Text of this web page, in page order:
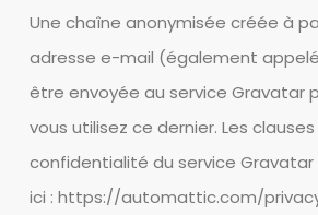
Une chaîne anonymisée créée à
adresse e-mail (également
être envoyée au service Gravatar
vous utilisez ce dernier. Les
confidentialité du service
ici : https://automattic.com/